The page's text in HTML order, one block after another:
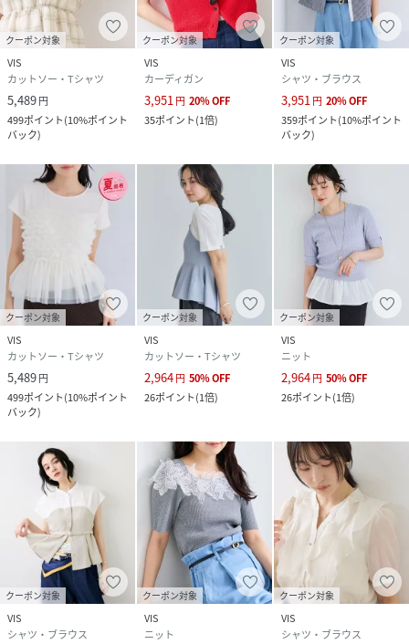
クーポン対象
VIS
カットソー・Tシャツ
5,489円
499ポイント(10%ポイント
バック)
クーポン対象
VIS
カーディガン
3,951 円 20%OFF
35ポイント(1倍)
クーポン対象
VIS
シャツ・ブラウス
3,951 円 20%OFF
359ポイント(10%ポイント
バック)
クーポン対象
VIS
カットソー・Tシャツ
5,489円
499ポイント(10%ポイント
バック)
クーポン対象
VIS
カットソー・Tシャツ
2,964円 50%OFF
26ポイント(1倍)
クーポン対象
VIS
ニット
2,964円 50%OFF
26ポイント(1倍)
クーポン対象
VIS
シャツ・ブラウス
クーポン対象
VIS
ニット
クーポン対象
VIS
シャツ・ブラウス